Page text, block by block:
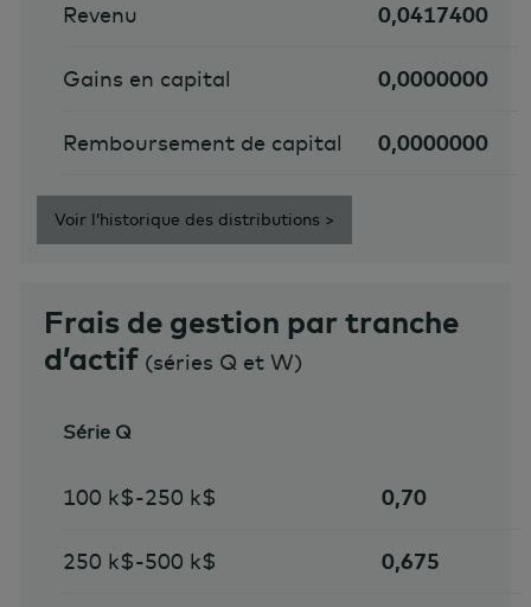
Revenu 0,0417400
Gains en capital 0,0000000
Remboursement de capital 0,0000000
Voir l’historique des distributions >
Frais de gestion par tranche
d’actif (séries Q et W)
Série Q
100 k$-250 k$ 0,70
250 k$-500 k$ 0,675